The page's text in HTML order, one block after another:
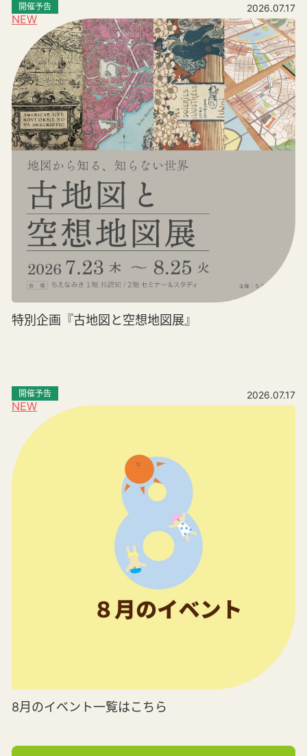
NEW
開催予告 2026.07.17
特別企画『古地図と空想地図展』
NEW
開催予告 2026.07.17
8月のイベント一覧はこちら